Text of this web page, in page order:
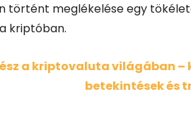
történt meglékelése egy
kriptóban.
a kriptovaluta világában –
betekintések és